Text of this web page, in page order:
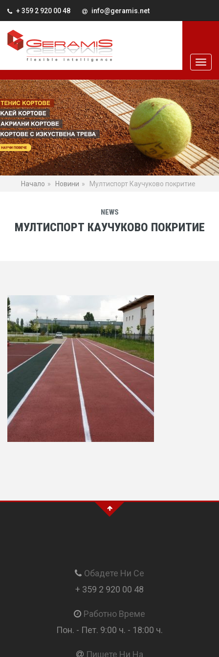
+ 359 2 920 00 48 info@geramis.net
Начало Новини Мултиспорт Каучуково покритие
NEWS
МУЛТИСПОРТ КАУЧУКОВО ПОКРИТИЕ
Обадете Ни Се
+ 359 2 920 00 48
Работно Време
Пон. - Пет. 9:00 ч. - 18:00 ч.
Пишете Ни На